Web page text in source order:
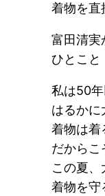
着物を直
富田清実
ひとこと
私は50
はるかに
着物は着
だからこ
この夏、
着物を守